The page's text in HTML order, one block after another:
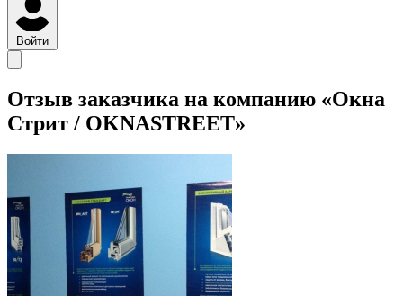
Войти
Отзыв заказчика на компанию «Окна
Стрит / OKNASTREET»